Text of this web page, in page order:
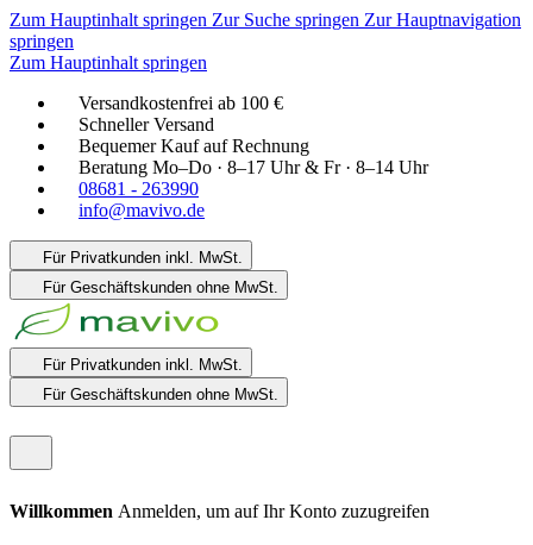
Zum Hauptinhalt springen Zur Suche springen Zur Hauptnavigation
springen
Zum Hauptinhalt springen
Versandkostenfrei ab 100 €
Schneller Versand
Bequemer Kauf auf Rechnung
Beratung Mo–Do · 8–17 Uhr & Fr · 8–14 Uhr
08681 - 263990
info@mavivo.de
Für Privatkunden inkl. MwSt.
Für Geschäftskunden ohne MwSt.
Für Privatkunden inkl. MwSt.
Für Geschäftskunden ohne MwSt.
Willkommen Anmelden, um auf Ihr Konto zuzugreifen